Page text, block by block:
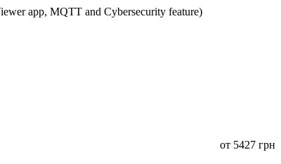
app, MQTT and Cybersecurity feature)
от 5427 грн